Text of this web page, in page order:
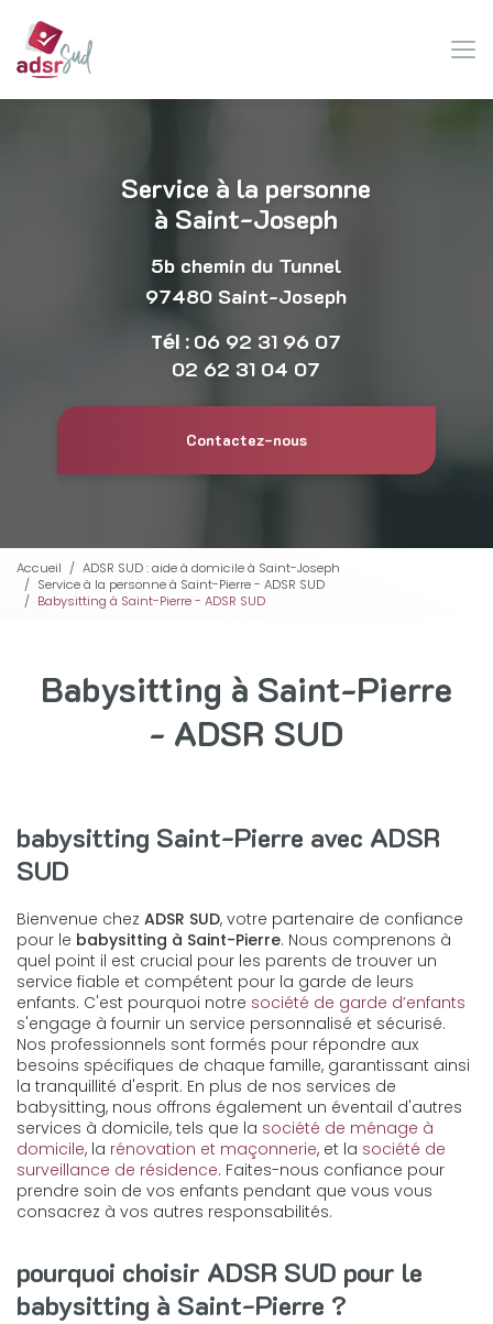
contenu
principal
Service à la personne
à Saint-Joseph
5b chemin du Tunnel
97480 Saint-Joseph
Contactez-nous
Tél : 06 92 31 96 07
02 62 31 04 07
Accueil
ADSR SUD : aide à domicile à Saint-Joseph
Service à la personne à Saint-Pierre - ADSR SUD
Babysitting à Saint-Pierre - ADSR SUD
Babysitting à Saint-Pierre
- ADSR SUD
babysitting Saint-Pierre avec ADSR
SUD
Bienvenue chez ADSR SUD, votre partenaire de confiance
pour le babysitting à Saint-Pierre. Nous comprenons à
quel point il est crucial pour les parents de trouver un
service fiable et compétent pour la garde de leurs
enfants. C'est pourquoi notre société de garde d’enfants
s'engage à fournir un service personnalisé et sécurisé.
Nos professionnels sont formés pour répondre aux
besoins spécifiques de chaque famille, garantissant ainsi
la tranquillité d'esprit. En plus de nos services de
babysitting, nous offrons également un éventail d'autres
services à domicile, tels que la société de ménage à
domicile, la rénovation et maçonnerie, et la société de
surveillance de résidence. Faites-nous confiance pour
prendre soin de vos enfants pendant que vous vous
consacrez à vos autres responsabilités.
pourquoi choisir ADSR SUD pour le
babysitting à Saint-Pierre ?